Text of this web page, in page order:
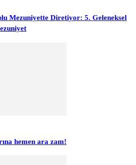
Mezuniyette Diretiyor: 5. Geleneksel
hemen ara zam!